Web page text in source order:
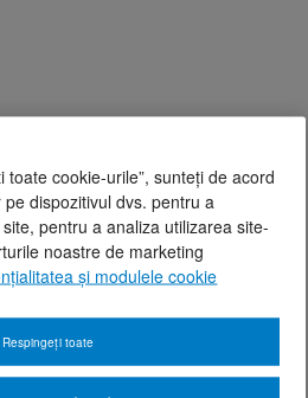
toate cookie-urile”, sunteți de acord
dispozitivul dvs. pentru a
pentru a analiza utilizarea site-
noastre de marketing
și modulele cookie
Respingeți toate